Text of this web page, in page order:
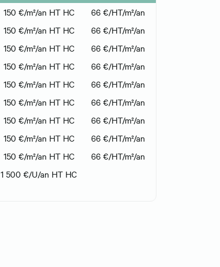
150 €/m²/an HT HC
66 €/HT/m²/an
150 €/m²/an HT HC
66 €/HT/m²/an
150 €/m²/an HT HC
66 €/HT/m²/an
150 €/m²/an HT HC
66 €/HT/m²/an
150 €/m²/an HT HC
66 €/HT/m²/an
150 €/m²/an HT HC
66 €/HT/m²/an
150 €/m²/an HT HC
66 €/HT/m²/an
150 €/m²/an HT HC
66 €/HT/m²/an
150 €/m²/an HT HC
66 €/HT/m²/an
1 500 €/U/an HT HC